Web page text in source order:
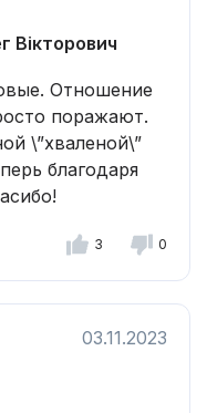
Вікторович
Отношение
поражают.
\”хваленой\”
благодаря
3 0
03.11.2023